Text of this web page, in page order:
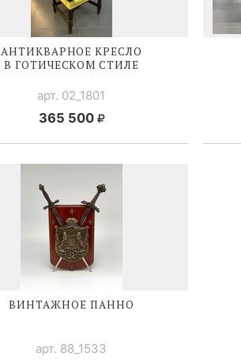
АНТИКВАРНОЕ КРЕСЛО
В ГОТИЧЕСКОМ СТИЛЕ
арт. 02_1801
365 500
ВИНТАЖНОЕ ПАННО
арт. 88_1533